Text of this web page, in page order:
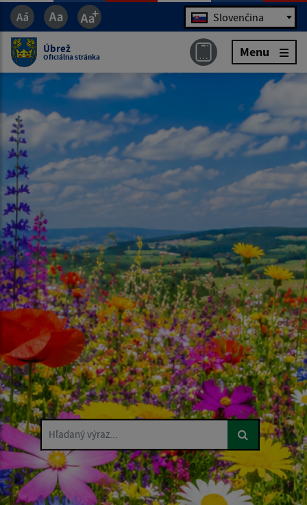
Jazyk Slovenčina
Úbrež
Oficiálna stránka Menu
Hľadaný výraz...